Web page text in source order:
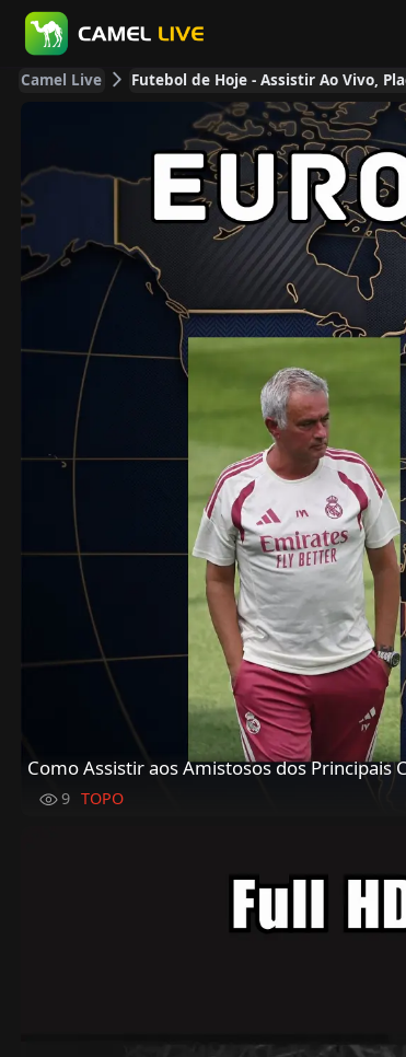
Camel Live Futebol de Hoje - Assistir Ao Vivo,
Como Assistir aos Amistosos dos Principais
9 TOPO